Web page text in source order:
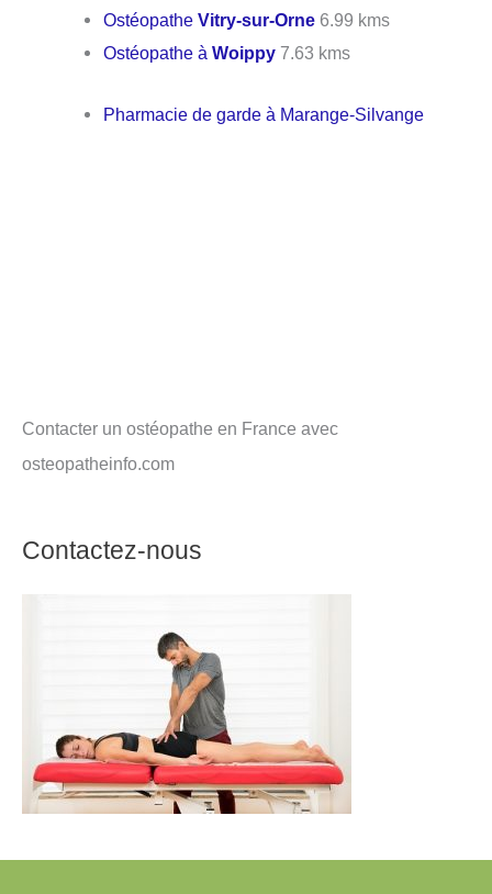
OstéopatheVitry-sur-Orne 6.99 kms
Ostéopathe àWoippy 7.63 kms
Pharmacie de garde à Marange-Silvange
Contacter un ostéopathe en France avec
osteopatheinfo.com
Contactez-nous